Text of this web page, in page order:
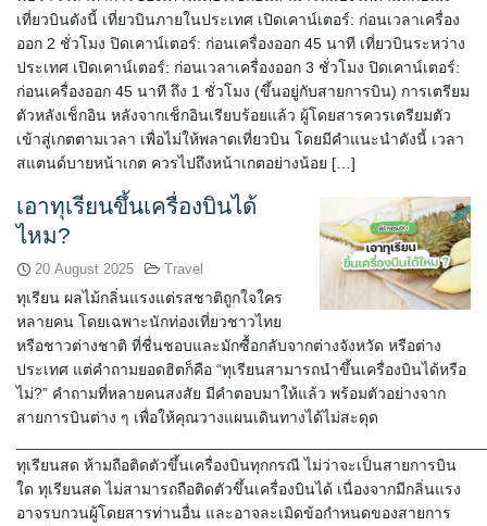
เที่ยวบินดังนี้ เที่ยวบินภายในประเทศ เปิดเคาน์เตอร์: ก่อนเวลาเครื่อง
ออก 2 ชั่วโมง ปิดเคาน์เตอร์: ก่อนเครื่องออก 45 นาที เที่ยวบินระหว่าง
ประเทศ เปิดเคาน์เตอร์: ก่อนเวลาเครื่องออก 3 ชั่วโมง ปิดเคาน์เตอร์:
ก่อนเครื่องออก 45 นาที ถึง 1 ชั่วโมง (ขึ้นอยู่กับสายการบิน) การเตรียม
ตัวหลังเช็กอิน หลังจากเช็กอินเรียบร้อยแล้ว ผู้โดยสารควรเตรียมตัว
เข้าสู่เกตตามเวลา เพื่อไม่ให้พลาดเที่ยวบิน โดยมีคำแนะนำดังนี้ เวลา
สแตนด์บายหน้าเกต ควรไปถึงหน้าเกตอย่างน้อย […]
เอาทุเรียนขึ้นเครื่องบินได้
ไหม?
20 August 2025 Travel
ทุเรียน ผลไม้กลิ่นแรงแต่รสชาติถูกใจใคร
หลายคน โดยเฉพาะนักท่องเที่ยวชาวไทย
หรือชาวต่างชาติ ที่ชื่นชอบและมักซื้อกลับจากต่างจังหวัด หรือต่าง
ประเทศ แต่คำถามยอดฮิตก็คือ “ทุเรียนสามารถนำขึ้นเครื่องบินได้หรือ
ไม่?” คำถามที่หลายคนสงสัย มีคำตอบมาให้แล้ว พร้อมตัวอย่างจาก
สายการบินต่าง ๆ เพื่อให้คุณวางแผนเดินทางได้ไม่สะดุด
ทุเรียนสด ห้ามถือติดตัวขึ้นเครื่องบินทุกกรณี ไม่ว่าจะเป็นสายการบิน
ใด ทุเรียนสด ไม่สามารถถือติดตัวขึ้นเครื่องบินได้ เนื่องจากมีกลิ่นแรง
อาจรบกวนผู้โดยสารท่านอื่น และอาจละเมิดข้อกำหนดของสายการ